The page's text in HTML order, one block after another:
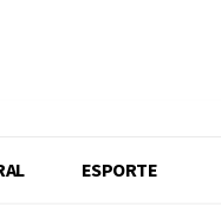
ESPORTE